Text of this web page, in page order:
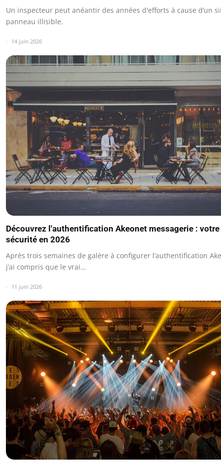
Un inspecteur peut anéantir des années d'efforts à cause d’un
panneau illisible.
14 juin 2026
Découvrez l'authentification Akeonet messagerie : votre
sécurité en 2026
Après trois semaines de galère à configurer l’authentification
j’ai compris que le vrai…
11 juin 2026